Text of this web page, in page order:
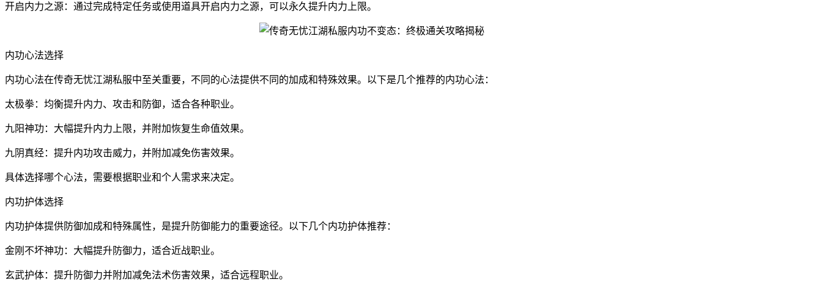
开启内力之源：通过完成特定任务或使用道具开启内力之源，可以永久提升内力上限。
内功心法选择
内功心法在传奇无忧江湖私服中至关重要，不同的心法提供不同的加成和特殊效果。以下是几个推荐的内功心法：
太极拳：均衡提升内力、攻击和防御，适合各种职业。
九阳神功：大幅提升内力上限，并附加恢复生命值效果。
九阴真经：提升内功攻击威力，并附加减免伤害效果。
具体选择哪个心法，需要根据职业和个人需求来决定。
内功护体选择
内功护体提供防御加成和特殊属性，是提升防御能力的重要途径。以下几个内功护体推荐：
金刚不坏神功：大幅提升防御力，适合近战职业。
玄武护体：提升防御力并附加减免法术伤害效果，适合远程职业。